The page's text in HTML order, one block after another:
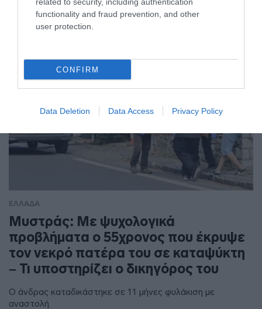
functionality and fraud prevention, and other
user protection.
CONFIRM
Data Deletion Data Access Privacy Policy
Η ανάρτηση του Αμερικανού προέδρου
ΕΛΛΑΔΑ
Μυστράς: Με ψυχολογικά
προβλήματα ο 55χρονος που έκρυψε
τον νεκρό πατέρα του σε καταψύκτη
– Τι υποστηρίζει ο δικηγόρος του
Ο άνδρας καταδικάστηκε σε 11 μήνες φυλάκιση με
αναστολή